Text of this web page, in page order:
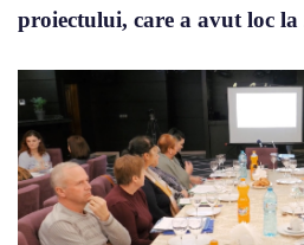
proiectului, care a avut loc la